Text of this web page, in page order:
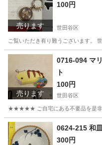
売ります
100円
世田谷区
ご覧いただき有り難うございます。
東京 世田谷区 インテリア雑
売ります
0716-094 マ
ト
100円
世田谷区
★★★★★ ご自宅にある不要品を是非世
東京 世田谷区 おもちゃ
0624-215 和皿
300円